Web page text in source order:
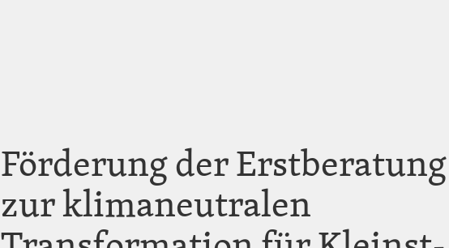
Förderung der Erstberatung
zur klimaneutralen